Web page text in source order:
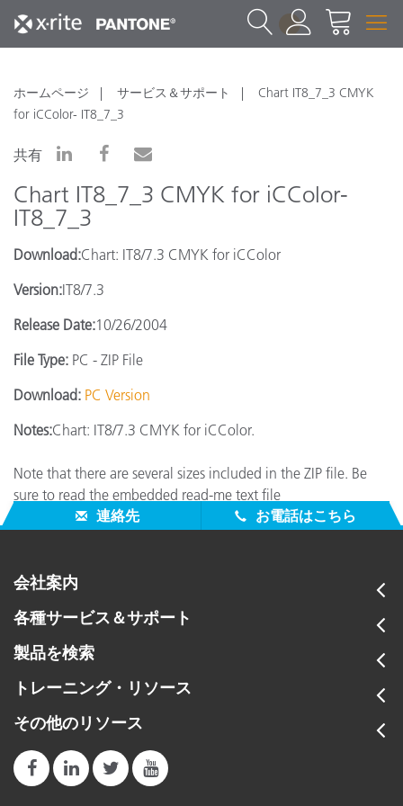
1
ホームページ サービス＆サポート
Chart IT8_7_3 CMYK
for iCColor- IT8_7_3
共有
Chart IT8_7_3 CMYK for iCColor-
IT8_7_3
Download:Chart: IT8/7.3 CMYK for iCColor
Version:IT8/7.3
Release Date:10/26/2004
File Type: PC - ZIP File
Download: PC Version
Notes:Chart: IT8/7.3 CMYK for iCColor.
Note that there are several sizes included in the ZIP file. Be
sure to read the embedded read-me text file
連絡先
お電話はこちら
会社案内
各種サービス＆サポート
製品を検索
トレーニング・リソース
その他のリソース